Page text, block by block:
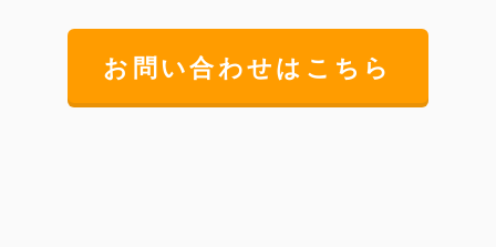
お問い合わせはこちら